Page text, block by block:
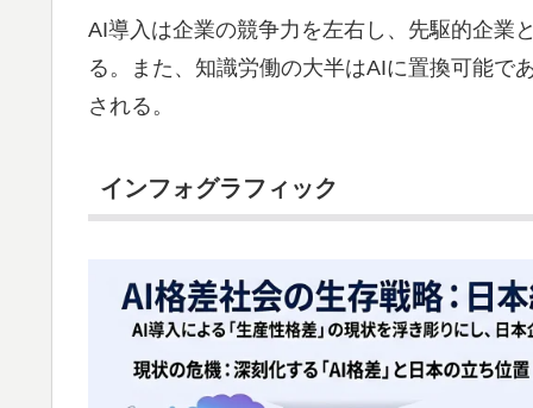
AI導入は企業の競争力を左右し、先駆的企業
る。また、知識労働の大半はAIに置換可能で
される。
インフォグラフィック